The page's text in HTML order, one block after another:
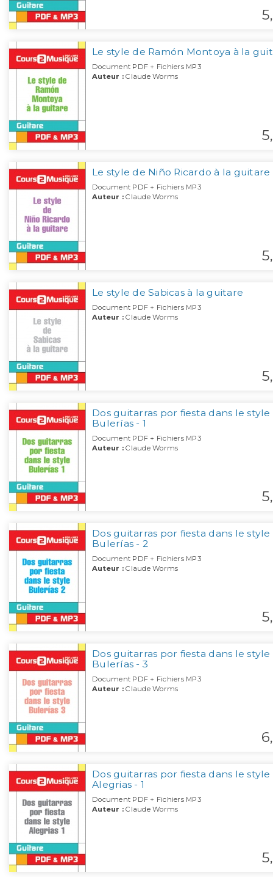
5,
Le style de Ramón Montoya à la
Document PDF + Fichiers MP3
Auteur : Claude Worms
5,
Le style de Niño Ricardo à la guitare
Document PDF + Fichiers MP3
Auteur : Claude Worms
5,
Le style de Sabicas à la guitare
Document PDF + Fichiers MP3
Auteur : Claude Worms
5,
Dos guitarras por fiesta dans le style
Bulerías - 1
Document PDF + Fichiers MP3
Auteur : Claude Worms
5,
Dos guitarras por fiesta dans le style
Bulerías - 2
Document PDF + Fichiers MP3
Auteur : Claude Worms
5,
Dos guitarras por fiesta dans le style
Bulerías - 3
Document PDF + Fichiers MP3
Auteur : Claude Worms
6,
Dos guitarras por fiesta dans le style
Alegrias - 1
Document PDF + Fichiers MP3
Auteur : Claude Worms
5,